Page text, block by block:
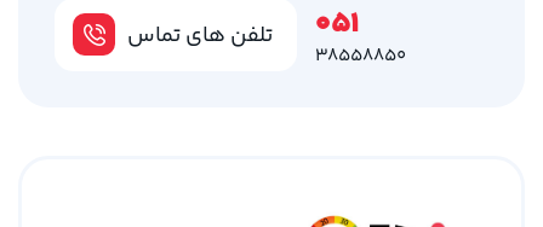
تلفن های تماس 051
38558850